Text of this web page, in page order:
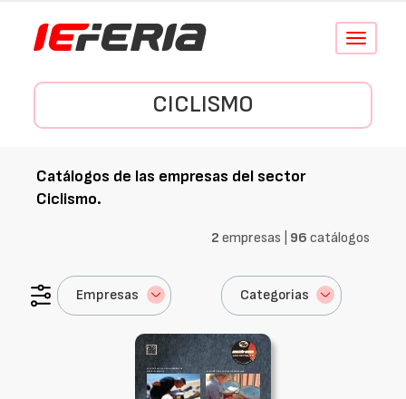
Conmutar
CICLISMO
Catálogos de las empresas del sector
Ciclismo.
2 empresas | 96 catálogos
Empresas Categorias